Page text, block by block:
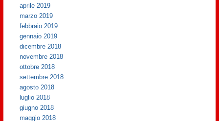
aprile 2019
marzo 2019
febbraio 2019
gennaio 2019
dicembre 2018
novembre 2018
ottobre 2018
settembre 2018
agosto 2018
luglio 2018
giugno 2018
maggio 2018